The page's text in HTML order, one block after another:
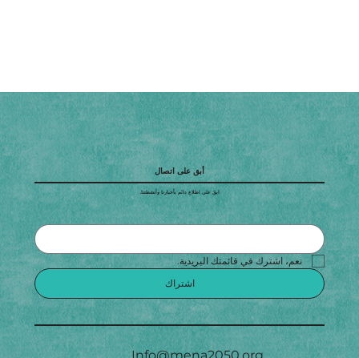
أبق على اتصال
ابقَ على اطلاع دائم بأخبارنا وأنشطتنا.
نعم، اشترك في قائمتك البريدية.
اشتراك